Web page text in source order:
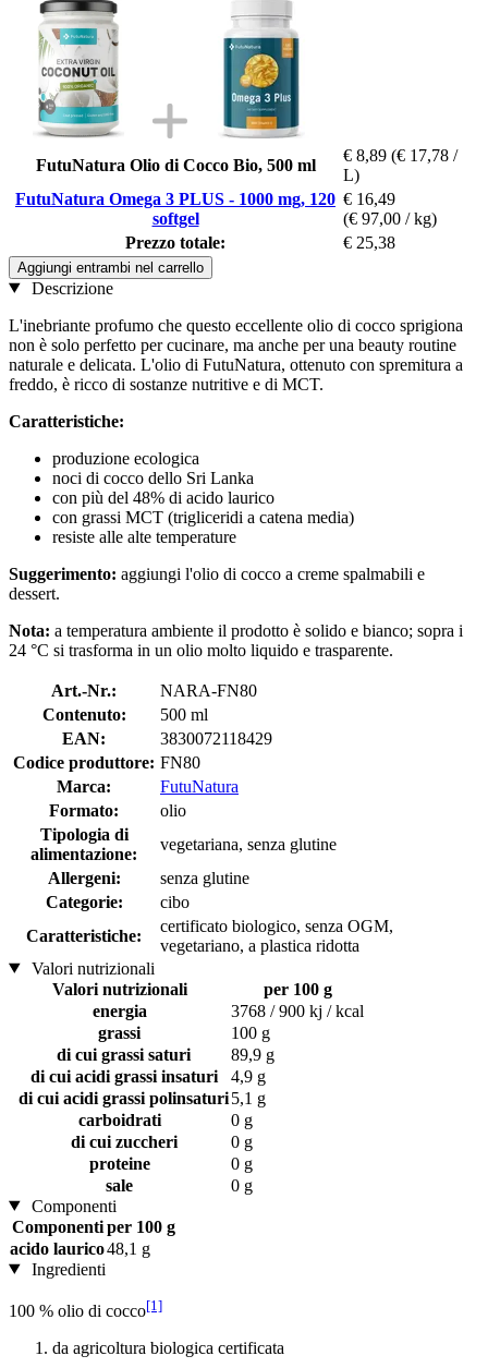
FutuNatura Olio di Cocco Bio, 500 ml
€ 8,89 (€ 17,78 /
L)
FutuNatura Omega 3 PLUS - 1000 mg, 120
softgel
€ 16,49
(€ 97,00 / kg)
Prezzo totale:
€ 25,38
Aggiungi entrambi nel carrello
Descrizione
L'inebriante profumo che questo eccellente olio di cocco sprigiona
non è solo perfetto per cucinare, ma anche per una beauty routine
naturale e delicata. L'olio di FutuNatura, ottenuto con spremitura a
freddo, è ricco di sostanze nutritive e di MCT.
Caratteristiche:
produzione ecologica
noci di cocco dello Sri Lanka
con più del 48% di acido laurico
con grassi MCT (trigliceridi a catena media)
resiste alle alte temperature
Suggerimento: aggiungi l'olio di cocco a creme spalmabili e
dessert.
Nota: a temperatura ambiente il prodotto è solido e bianco; sopra i
24 °C si trasforma in un olio molto liquido e trasparente.
Art.-Nr.:
NARA-FN80
Contenuto:
500 ml
EAN:
3830072118429
Codice produttore: FN80
Marca:
FutuNatura
Formato:
olio
Tipologia di
alimentazione:
vegetariana, senza glutine
Allergeni:
senza glutine
Categorie:
cibo
Caratteristiche:
certificato biologico, senza OGM,
vegetariano, a plastica ridotta
Valori nutrizionali
Valori nutrizionali
per 100 g
energia
3768 / 900 kj / kcal
grassi
100 g
di cui grassi saturi
89,9 g
di cui acidi grassi insaturi
4,9 g
di cui acidi grassi polinsaturi5,1 g
carboidrati
0 g
di cui zuccheri
0 g
proteine
0 g
sale
0 g
Componenti
Componenti per 100 g
acido laurico48,1 g
Ingredienti
100 % olio di cocco[1]
da agricoltura biologica certificata